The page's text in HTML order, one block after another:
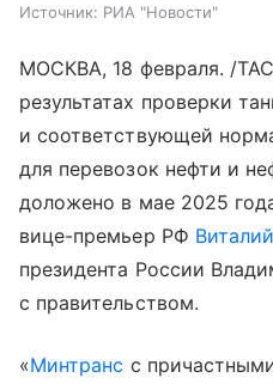
Источник: РИА "Новости"
МОСКВА, 18 февраля. /
результатах проверки
и соответствующей
для перевозок нефти и
доложено в мае 2025
вице-премьер РФ
президента России
с правительством.
«Минтранс с